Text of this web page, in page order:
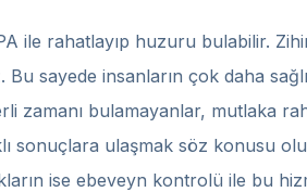
ile rahatlayıp huzuru bulabilir.
sayede insanların çok daha
zamanı bulamayanlar, mutlaka
sonuçlara ulaşmak söz konusu
ise ebeveyn kontrolü ile bu